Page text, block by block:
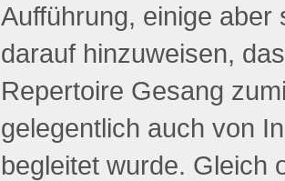
Aufführung, einige aber
darauf hinzuweisen,
Repertoire Gesang
gelegentlich auch von
begleitet wurde. Gleich